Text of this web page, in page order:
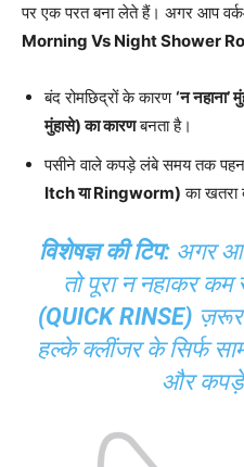
पर एक परत बना लेते हैं। अगर आप
Morning Vs Night Shower
बंद रोमछिद्रों के कारण‘न
मुंहासे) का कारणबनता है।
पसीने वाले कपड़े लंबे समय तक
Itch या Ringworm) का खतरा
विशेषज्ञ की टिप:अगर
तो पूरा न नहाकर
(QUICK RINSE) ज़रूर
हल्के क्लींजर के सिर्फ
और